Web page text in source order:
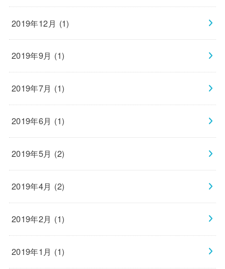
2019年12月 (1)
2019年9月 (1)
2019年7月 (1)
2019年6月 (1)
2019年5月 (2)
2019年4月 (2)
2019年2月 (1)
2019年1月 (1)